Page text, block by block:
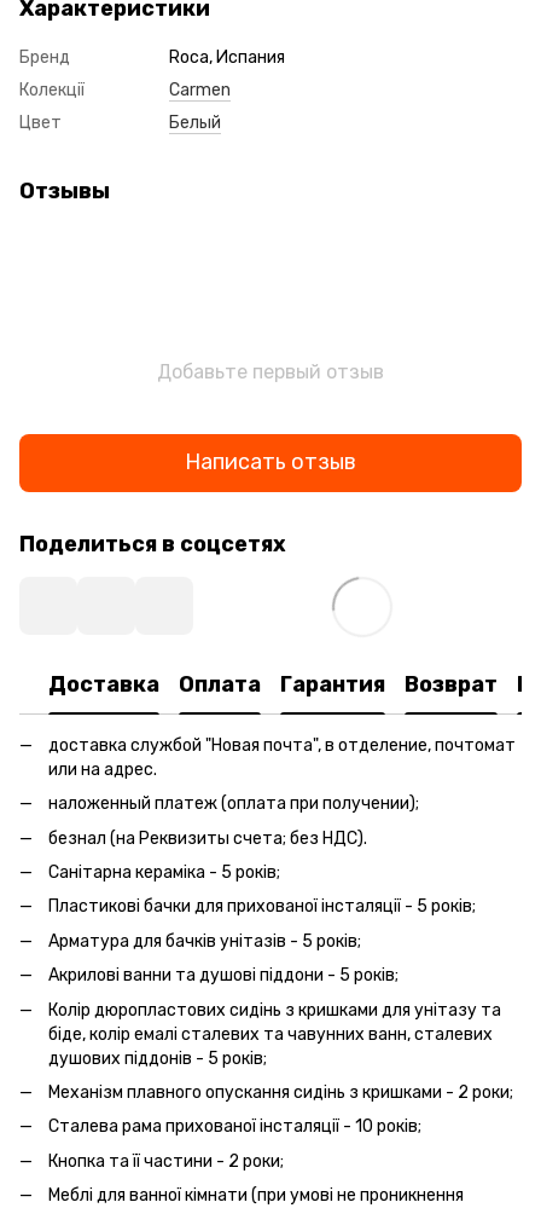
Характеристики
Бренд
Roca, Испания
Колекції
Carmen
Цвет
Белый
Отзывы
Добавьте первый отзыв
Написать отзыв
Поделиться в соцсетях
Доставка Оплата Гарантия Возврат
доставка службой "Новая почта", в отделение, почтомат
или на адрес.
наложенный платеж (оплата при получении);
безнал (на Реквизиты счета; без НДС).
Санітарна кераміка - 5 років;
Пластикові бачки для прихованої інсталяції - 5 років;
Арматура для бачків унітазів - 5 років;
Акрилові ванни та душові піддони - 5 років;
Колір дюропластових сидінь з кришками для унітазу та
біде, колір емалі сталевих та чавунних ванн, сталевих
душових піддонів - 5 років;
Механізм плавного опускання сидінь з кришками - 2 роки;
Сталева рама прихованої інсталяції - 10 років;
Кнопка та її частини - 2 роки;
Меблі для ванної кімнати (при умові не проникнення